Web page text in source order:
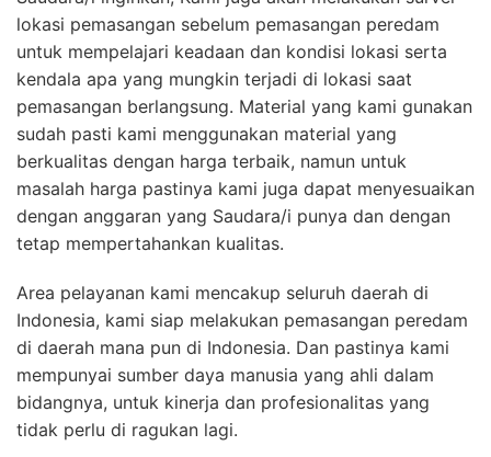
lokasi pemasangan sebelum pemasangan peredam
untuk mempelajari keadaan dan kondisi lokasi serta
kendala apa yang mungkin terjadi di lokasi saat
pemasangan berlangsung. Material yang kami gunakan
sudah pasti kami menggunakan material yang
berkualitas dengan harga terbaik, namun untuk
masalah harga pastinya kami juga dapat menyesuaikan
dengan anggaran yang Saudara/i punya dan dengan
tetap mempertahankan kualitas.
Area pelayanan kami mencakup seluruh daerah di
Indonesia, kami siap melakukan pemasangan peredam
di daerah mana pun di Indonesia. Dan pastinya kami
mempunyai sumber daya manusia yang ahli dalam
bidangnya, untuk kinerja dan profesionalitas yang
tidak perlu di ragukan lagi.